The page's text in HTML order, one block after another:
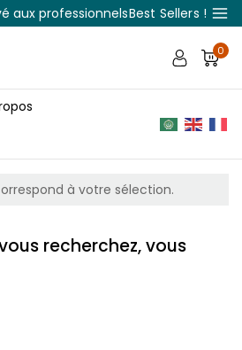
aux professionnelsBest Sellers !
0
à votre sélection.
recherchez, vous